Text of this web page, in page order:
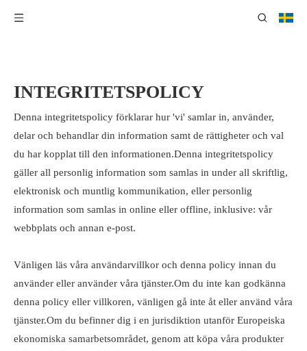
INTEGRITETSPOLICY
Denna integritetspolicy förklarar hur 'vi' samlar in, använder,
delar och behandlar din information samt de rättigheter och val
du har kopplat till den informationen.Denna integritetspolicy
gäller all personlig information som samlas in under all skriftlig,
elektronisk och muntlig kommunikation, eller personlig
information som samlas in online eller offline, inklusive: vår
webbplats och annan e-post.
Vänligen läs våra användarvillkor och denna policy innan du
använder eller använder våra tjänster.Om du inte kan godkänna
denna policy eller villkoren, vänligen gå inte åt eller använd våra
tjänster.Om du befinner dig i en jurisdiktion utanför Europeiska
ekonomiska samarbetsområdet, genom att köpa våra produkter